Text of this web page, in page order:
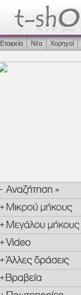
Εταιρεία Νέα Χορηγοί